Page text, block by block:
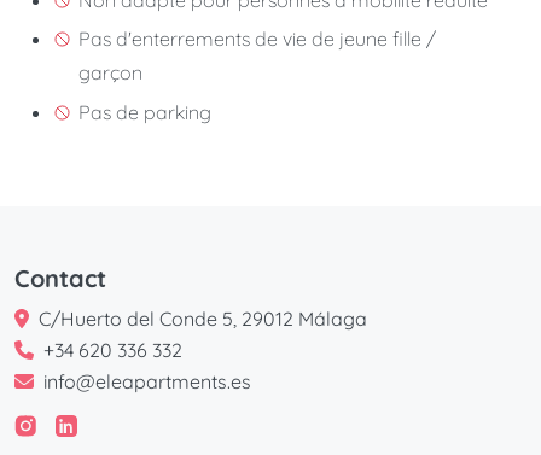
Pas d'enterrements de vie de jeune fille /
garçon
Pas de parking
Contact
C/Huerto del Conde 5, 29012 Málaga
+34 620 336 332
info@eleapartments.es